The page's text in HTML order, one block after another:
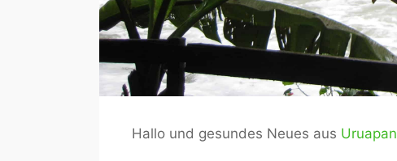
Hallo und gesundes Neues aus Uruapan